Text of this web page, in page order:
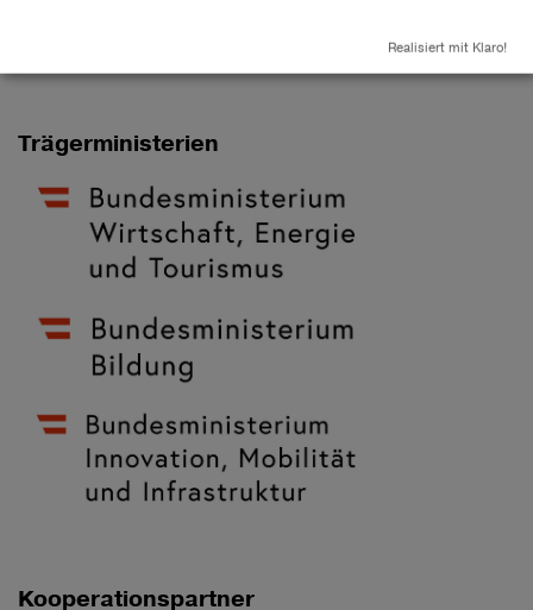
Kontakt
Trägerministerien
Kooperationspartner
Realisiert mit Klaro!